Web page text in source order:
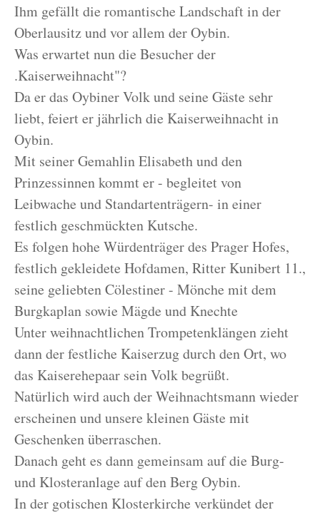
Ihm gefällt die romantische Landschaft in der
Oberlausitz und vor allem der Oybin.
Was erwartet nun die Besucher der
.Kaiserweihnacht"?
Da er das Oybiner Volk und seine Gäste sehr
liebt, feiert er jährlich die Kaiserweihnacht in
Oybin.
Mit seiner Gemahlin Elisabeth und den
Prinzessinnen kommt er - begleitet von
Leibwache und Standartenträgern- in einer
festlich geschmückten Kutsche.
Es folgen hohe Würdenträger des Prager Hofes,
festlich gekleidete Hofdamen, Ritter Kunibert 11.,
seine geliebten Cölestiner - Mönche mit dem
Burgkaplan sowie Mägde und Knechte
Unter weihnachtlichen Trompetenklängen zieht
dann der festliche Kaiserzug durch den Ort, wo
das Kaiserehepaar sein Volk begrüßt.
Natürlich wird auch der Weihnachtsmann wieder
erscheinen und unsere kleinen Gäste mit
Geschenken überraschen.
Danach geht es dann gemeinsam auf die Burg-
und Klosteranlage auf den Berg Oybin.
In der gotischen Klosterkirche verkündet der